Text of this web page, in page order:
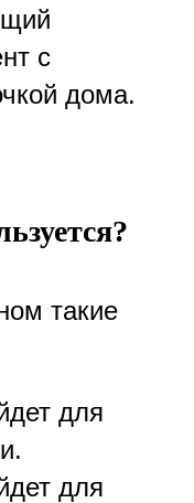
с
дома.
такие
для
для